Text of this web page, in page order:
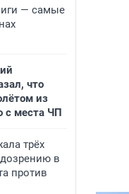
— самые
что
из
с места ЧП
трёх
в
против